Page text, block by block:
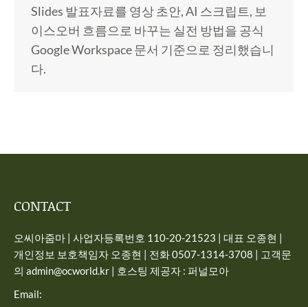
Slides 발표자료를 영상 초안, AI 스크립트, 보
이스오버 흐름으로 바꾸는 실전 방법을 공식
Google Workspace 문서 기준으로 정리했습니
다.
CONTACT
오씨아줌마 | 사업자등록번호 110-20-21523 | 대표 오종현 |
개인정보 보호책임자 오종현 | 전화 0507-1314-3708 | 고객문
의 admin@ocworld.kr | 호스팅 제공자 : 퍼널모아
Email: